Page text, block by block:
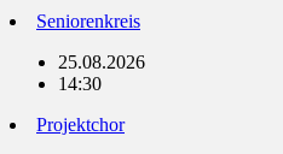
Seniorenkreis
25.08.2026
14:30
Projektchor